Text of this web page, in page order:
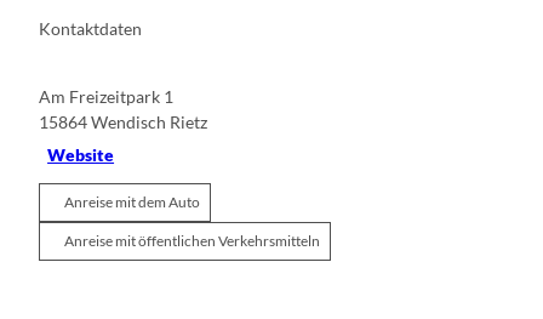
Kontaktdaten
Am Freizeitpark 1
15864Wendisch Rietz
Website
Anreise mit dem Auto
Anreise mit öffentlichen Verkehrsmitteln